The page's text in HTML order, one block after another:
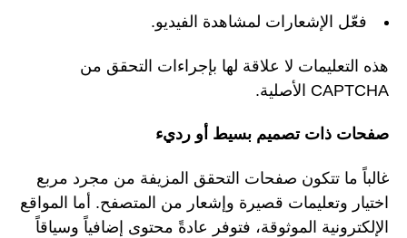
فعّل الإشعارات لمشاهدة الفيديو.
هذه التعليمات لا علاقة لها بإجراءات التحقق من
CAPTCHA الأصلية.
صفحات ذات تصميم بسيط أو رديء
غالباً ما تتكون صفحات التحقق المزيفة من مجرد مربع
اختيار وتعليمات قصيرة وإشعار من المتصفح. أما المواقع
الإلكترونية الموثوقة، فتوفر عادةً محتوى إضافياً وسياقاً